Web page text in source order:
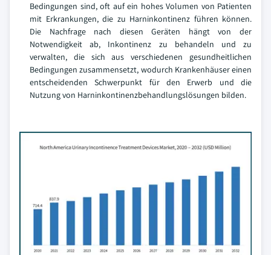
Bedingungen sind, oft auf ein hohes Volumen von Patienten
mit Erkrankungen, die zu Harninkontinenz führen können.
Die Nachfrage nach diesen Geräten hängt von der
Notwendigkeit ab, Inkontinenz zu behandeln und zu
verwalten, die sich aus verschiedenen gesundheitlichen
Bedingungen zusammensetzt, wodurch Krankenhäuser einen
entscheidenden Schwerpunkt für den Erwerb und die
Nutzung von Harninkontinenzbehandlungslösungen bilden.